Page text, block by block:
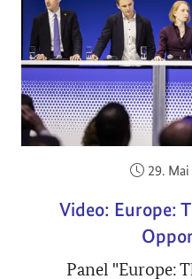
29.
Video: Europe:
Panel "Europe: